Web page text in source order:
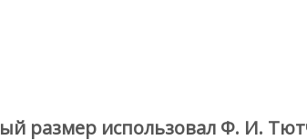
размер использовал Ф. И.